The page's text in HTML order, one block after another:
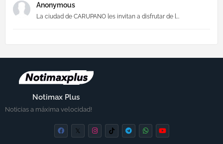
Anonymous
La ciudad de CARUPANO les invitan a disfrutar de l...
Notimax Plus
Noticias a máxima velocidad!